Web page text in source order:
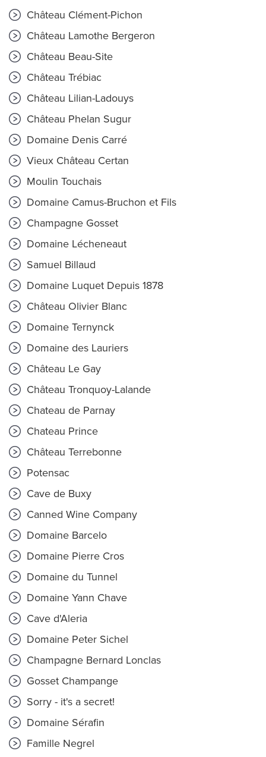
Château Clément-Pichon
Château Lamothe Bergeron
Château Beau-Site
Château Trébiac
Château Lilian-Ladouys
Château Phelan Sugur
Domaine Denis Carré
Vieux Château Certan
Moulin Touchais
Domaine Camus-Bruchon et Fils
Champagne Gosset
Domaine Lécheneaut
Samuel Billaud
Domaine Luquet Depuis 1878
Château Olivier Blanc
Domaine Ternynck
Domaine des Lauriers
Château Le Gay
Château Tronquoy-Lalande
Chateau de Parnay
Chateau Prince
Château Terrebonne
Potensac
Cave de Buxy
Canned Wine Company
Domaine Barcelo
Domaine Pierre Cros
Domaine du Tunnel
Domaine Yann Chave
Cave d'Aleria
Domaine Peter Sichel
Champagne Bernard Lonclas
Gosset Champange
Sorry - it's a secret!
Domaine Sérafin
Famille Negrel